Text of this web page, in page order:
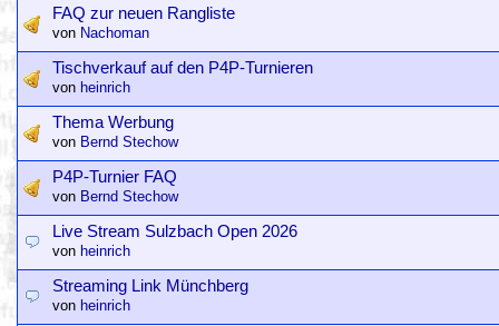
FAQ zur neuen Rangliste
von Nachoman
Tischverkauf auf den P4P-Turnieren
von heinrich
Thema Werbung
von Bernd Stechow
P4P-Turnier FAQ
von Bernd Stechow
Live Stream Sulzbach Open 2026
von heinrich
Streaming Link Münchberg
von heinrich